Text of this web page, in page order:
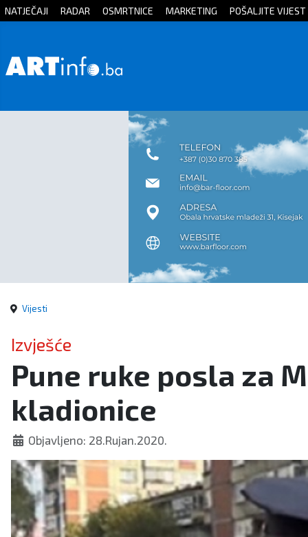
Početna
Zanimljivosti
NATJEČAJI RADAR OSMRTNICE MARKETING POŠALJITE VIJEST
Vijesti
Izvješće
Pune ruke posla za
kladionice
Objavljeno: 28.Rujan.2020.